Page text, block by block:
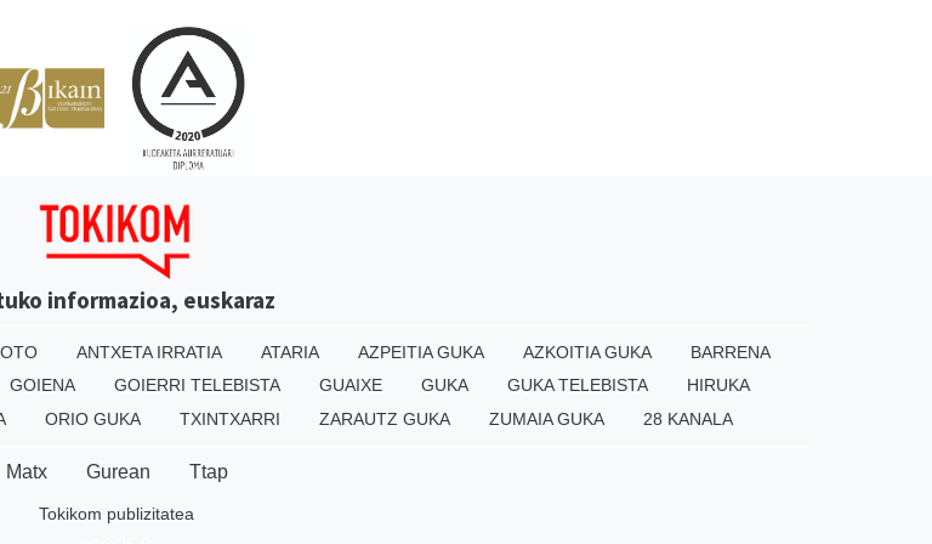
informazioa, euskaraz
ANTXETA IRRATIA ATARIA AZPEITIA GUKA AZKOITIA GUKA
BARRENA
GOIENA GOIERRI TELEBISTA GUAIXE GUKA GUKA TELEBISTA
HIRUKA
ORIO GUKA TXINTXARRI ZARAUTZ GUKA ZUMAIA GUKA 28 KANALA
Matx Gurean Ttap
Tokikom publizitatea